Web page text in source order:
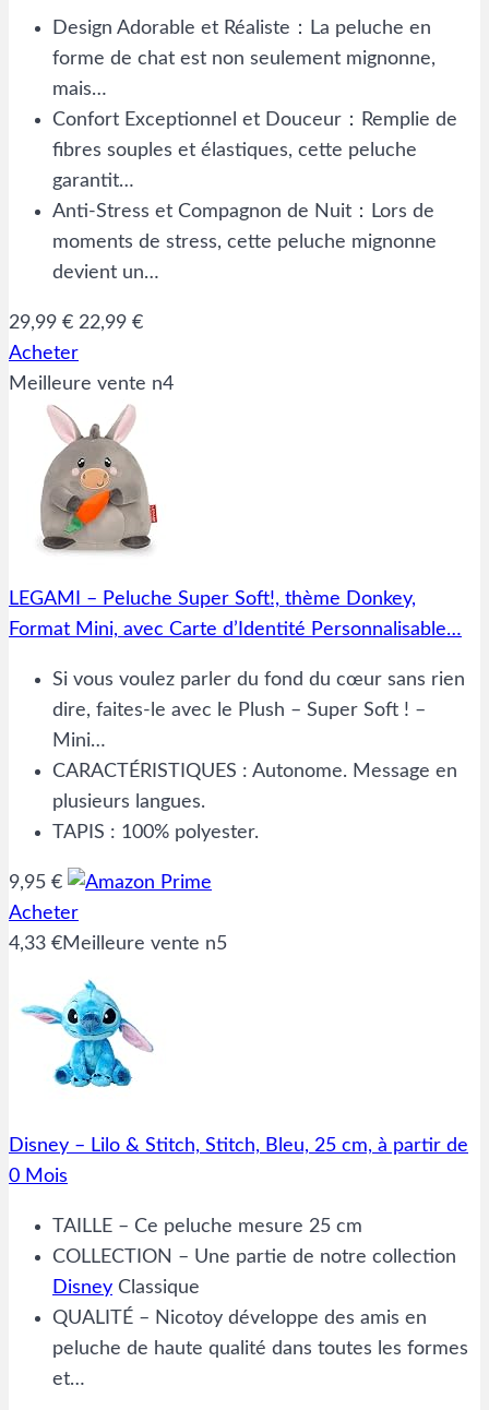
Design Adorable et Réaliste：La peluche en
forme de chat est non seulement mignonne,
mais…
Confort Exceptionnel et Douceur：Remplie de
fibres souples et élastiques, cette peluche
garantit…
Anti-Stress et Compagnon de Nuit：Lors de
moments de stress, cette peluche mignonne
devient un…
29,99 € 22,99 €
Acheter
Meilleure vente n4
LEGAMI – Peluche Super Soft!, thème Donkey,
Format Mini, avec Carte d’Identité Personnalisable…
Si vous voulez parler du fond du cœur sans rien
dire, faites-le avec le Plush – Super Soft ! –
Mini…
CARACTÉRISTIQUES : Autonome. Message en
plusieurs langues.
TAPIS : 100% polyester.
9,95 €
Acheter
4,33 €Meilleure vente n5
Disney – Lilo & Stitch, Stitch, Bleu, 25 cm, à partir de
0 Mois
TAILLE – Ce peluche mesure 25 cm
COLLECTION – Une partie de notre collection
Disney Classique
QUALITÉ – Nicotoy développe des amis en
peluche de haute qualité dans toutes les formes
et…